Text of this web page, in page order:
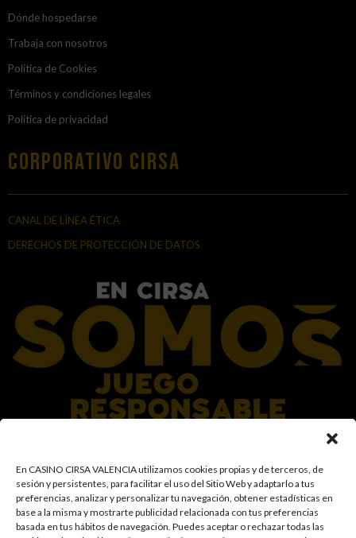
En CASINO CIRSA VALENCIA utilizamos cookies propias y de terceros, de
sesión y persistentes, para facilitar el uso del Sitio Web y adaptarlo a tus
preferencias, analizar y personalizar tu navegación, obtener estadísticas en
base a la misma y mostrarte publicidad relacionada con tus preferencias
basada en tus hábitos de navegación. Puedes aceptar o rechazar todas las
Dónde hospedarse
Trabaja con nosotros
Política de Cookies
Términos y condiciones legales
Política de privacidad
Corporativo Cirsa
CANAL DE LÍNEA ÉTICA
DERECHOS DE PROTECCIÓN DE DATOS
En el Grupo CIRSA promovemos una actitud responsable hacia el juego,
garantizando un entorno seguro y transparente para nuestros clientes y
facilitamos medidas e información para que el juego sea siempre diversión y
entretenimiento, sin utilizarse como vía para afrontar problemas económicos
o emocionales. El acceso está prohibido a menores de 18 años y a las
personas con acceso restringido conforme a los registros de prohibición y/o